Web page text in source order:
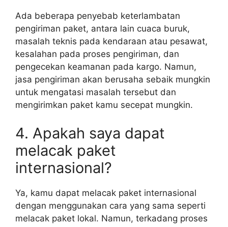
Ada beberapa penyebab keterlambatan
pengiriman paket, antara lain cuaca buruk,
masalah teknis pada kendaraan atau pesawat,
kesalahan pada proses pengiriman, dan
pengecekan keamanan pada kargo. Namun,
jasa pengiriman akan berusaha sebaik mungkin
untuk mengatasi masalah tersebut dan
mengirimkan paket kamu secepat mungkin.
4. Apakah saya dapat
melacak paket
internasional?
Ya, kamu dapat melacak paket internasional
dengan menggunakan cara yang sama seperti
melacak paket lokal. Namun, terkadang proses